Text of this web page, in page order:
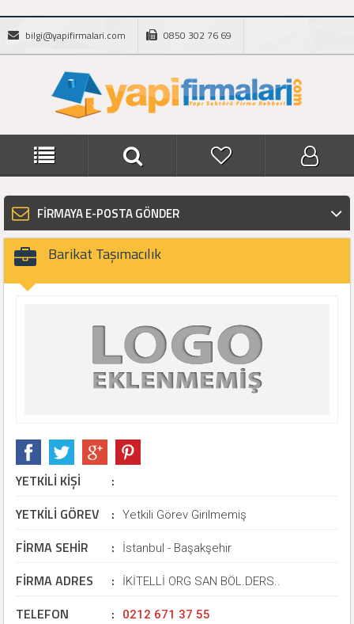
bilgi@yapifirmalari.com 0850 302 76 69
FİRMAYA E-POSTA GÖNDER
Barikat Taşımacılık
YETKİLİ KİŞİ :
KERİM ASSAN ÜMİT HAMSICI (Satış - Pazarlama)
YETKİLİ GÖREV : Yetkili Görev Girilmemiş
FİRMA SEHİR : İstanbul - Başakşehir
FİRMA ADRES : İKİTELLİ ORG SAN BÖL.DERS..
TELEFON : 0212 671 37 55